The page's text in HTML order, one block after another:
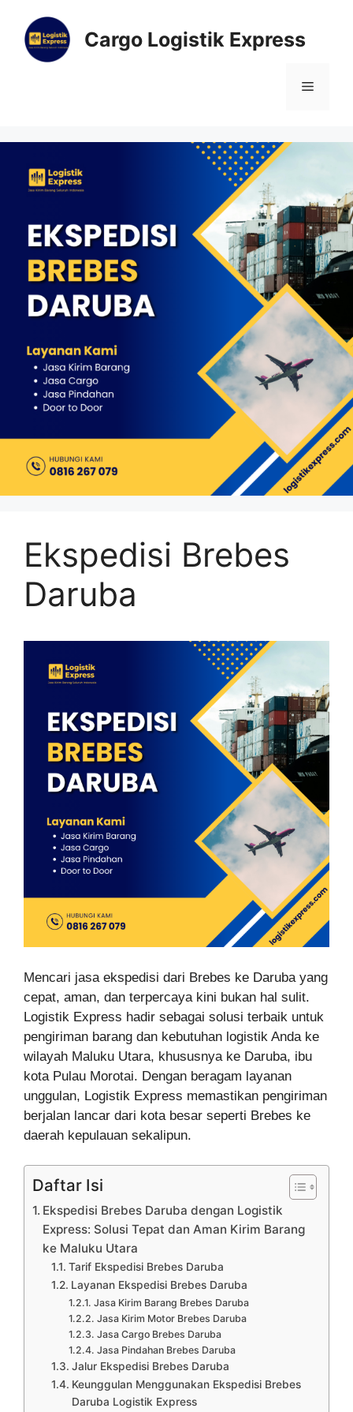
Cargo Logistik Express
Ekspedisi Brebes
Daruba
Mencari jasa ekspedisi dari Brebes ke Daruba yang
cepat, aman, dan terpercaya kini bukan hal sulit.
Logistik Express hadir sebagai solusi terbaik untuk
pengiriman barang dan kebutuhan logistik Anda ke
wilayah Maluku Utara, khususnya ke Daruba, ibu
kota Pulau Morotai. Dengan beragam layanan
unggulan, Logistik Express memastikan pengiriman
berjalan lancar dari kota besar seperti Brebes ke
daerah kepulauan sekalipun.
Daftar Isi
Ekspedisi Brebes Daruba dengan Logistik
Express: Solusi Tepat dan Aman Kirim Barang
ke Maluku Utara
Tarif Ekspedisi Brebes Daruba
Layanan Ekspedisi Brebes Daruba
Jasa Kirim Barang Brebes Daruba
Jasa Kirim Motor Brebes Daruba
Jasa Cargo Brebes Daruba
Jasa Pindahan Brebes Daruba
Jalur Ekspedisi Brebes Daruba
Keunggulan Menggunakan Ekspedisi Brebes
Daruba Logistik Express